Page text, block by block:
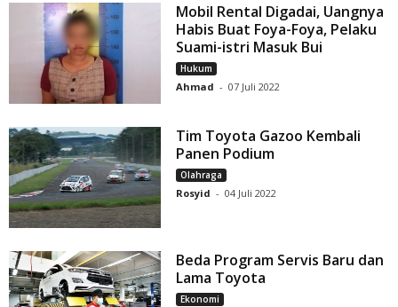
Mobil Rental Digadai, Uangnya
Habis Buat Foya-Foya, Pelaku
Suami-istri Masuk Bui
Hukum
Ahmad - 07 Juli 2022
Tim Toyota Gazoo Kembali
Panen Podium
Olahraga
Rosyid - 04 Juli 2022
Beda Program Servis Baru dan
Lama Toyota
Ekonomi